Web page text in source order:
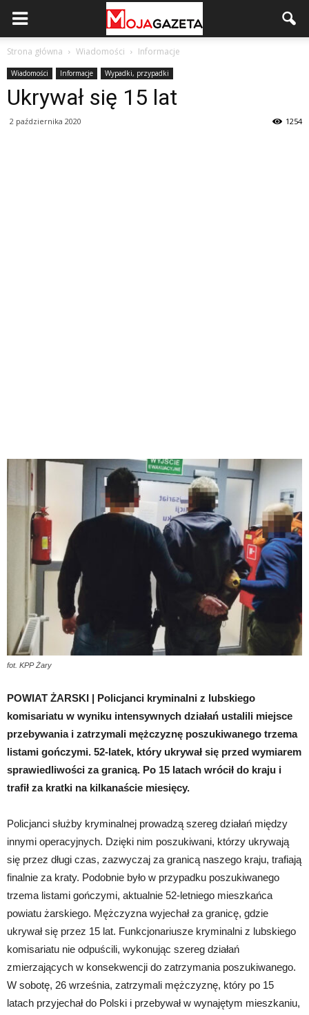
Strona główna Wiadomości Informacje
Wiadomości Informacje Wypadki, przypadki
Ukrywał się 15 lat
2 października 2020 1254
fot. KPP Żary
POWIAT ŻARSKI | Policjanci kryminalni z lubskiego
komisariatu w wyniku intensywnych działań ustalili miejsce
przebywania i zatrzymali mężczyznę poszukiwanego trzema
listami gończymi. 52-latek, który ukrywał się przed wymiarem
sprawiedliwości za granicą. Po 15 latach wrócił do kraju i
trafił za kratki na kilkanaście miesięcy.
Policjanci służby kryminalnej prowadzą szereg działań między
innymi operacyjnych. Dzięki nim poszukiwani, którzy ukrywają
się przez długi czas, zazwyczaj za granicą naszego kraju, trafiają
finalnie za kraty. Podobnie było w przypadku poszukiwanego
trzema listami gończymi, aktualnie 52-letniego mieszkańca
powiatu żarskiego. Mężczyzna wyjechał za granicę, gdzie
ukrywał się przez 15 lat. Funkcjonariusze kryminalni z lubskiego
komisariatu nie odpuścili, wykonując szereg działań
zmierzających w konsekwencji do zatrzymania poszukiwanego.
W sobotę, 26 września, zatrzymali mężczyznę, który po 15
latach przyjechał do Polski i przebywał w wynajętym mieszkaniu,